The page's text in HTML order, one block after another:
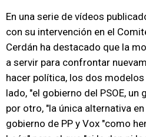
En una serie de vídeos
con su intervención en el
Cerdán ha destacado que la
a servir para confrontar
hacer política, los dos modelos
lado, "el gobierno del PSOE, un
por otro, "la única alternativa en
gobierno de PP y Vox "como